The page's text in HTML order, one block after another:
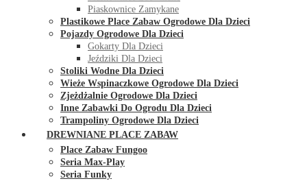
Piaskownice Zamykane
Plastikowe Place Zabaw Ogrodowe Dla Dzieci
Pojazdy Ogrodowe Dla Dzieci
Gokarty Dla Dzieci
Jeździki Dla Dzieci
Stoliki Wodne Dla Dzieci
Wieże Wspinaczkowe Ogrodowe Dla Dzieci
Zjeżdżalnie Ogrodowe Dla Dzieci
Inne Zabawki Do Ogrodu Dla Dzieci
Trampoliny Ogrodowe Dla Dzieci
DREWNIANE PLACE ZABAW
Place Zabaw Fungoo
Seria Max-Play
Seria Funky